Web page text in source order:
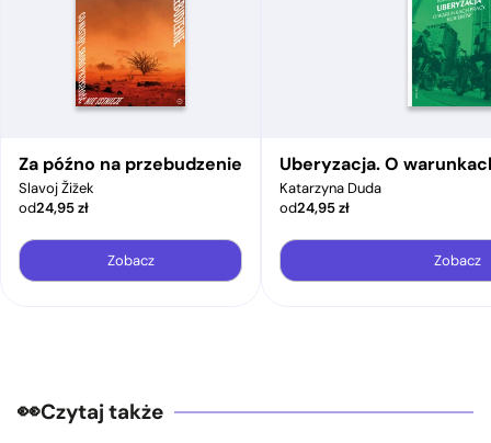
Za późno na przebudzenie
Slavoj Žižek
od24,95zł
Zobacz
Uberyzacja. O
Katarzyna Duda
od24,95zł
Zobacz
Czytaj także